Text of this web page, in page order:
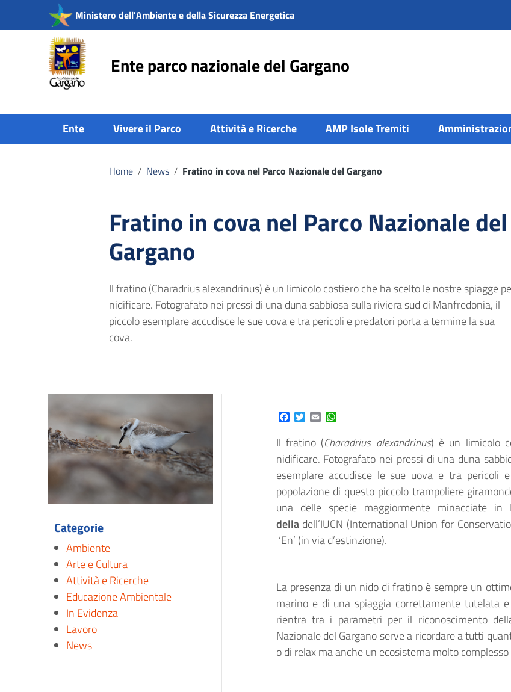
Vai ai contenuti
Vai al menu di navigazione
Vai al footer
Ministero dell'Ambiente e della Sicurezza Energetica
Ente parco nazionale del Gargano
Ente Vivere il Parco Attività e Ricerche AMP Isole Tremiti
Home / News / Fratino in cova nel Parco Nazionale del Gargano
Fratino in cova nel Parco Nazionale del
Gargano
Il fratino (Charadrius alexandrinus) è un limicolo costiero che ha scelto le nostre spiagge
nidificare. Fotografato nei pressi di una duna sabbiosa sulla riviera sud di Manfredonia, il
piccolo esemplare accudisce le sue uova e tra pericoli e predatori porta a termine la sua
cova.
Categorie
Ambiente
Arte e Cultura
Attività e Ricerche
Educazione Ambientale
In Evidenza
Lavoro
News
Facebook
Twitter
EmailWhatsApp
Il fratino (Charadrius alexandrinus) è un limicolo
nidificare. Fotografato nei pressi di una duna
esemplare accudisce le sue uova e tra
popolazione di questo piccolo trampoliere
una delle specie maggiormente minacciate
della dell’IUCN (International Union for
‘En’ (in via d’estinzione).
La presenza di un nido di fratino è sempre un
marino e di una spiaggia correttamente tutelata
rientra tra i parametri per il riconoscimento
Nazionale del Gargano serve a ricordare a tutti
o di relax ma anche un ecosistema molto